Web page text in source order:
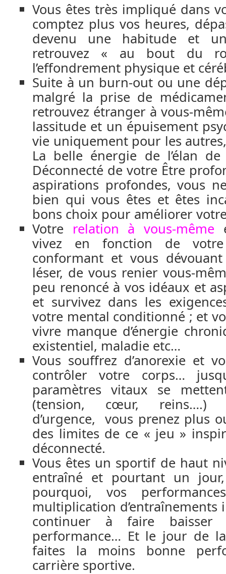
Vous êtes très impliqué dans
comptez plus vos heures,
devenu une habitude et
retrouvez « au bout du
l’effondrement physique et
Suite à un burn-out ou une
malgré la prise de
retrouvez étranger à vous-
lassitude et un épuisement
vie uniquement pour les
La belle énergie de l’élan
Déconnecté de votre Être
aspirations profondes, vous
bien qui vous êtes et êtes
bons choix pour améliorer
Votre relation à vous-même
vivez en fonction de votre
conformant et vous
léser, de vous renier vous-
peu renoncé à vos idéaux et
et survivez dans les
votre mental conditionné ; et
vivre manque d’énergie
existentiel, maladie etc…
Vous souffrez d’anorexie et
contrôler votre corps…
paramètres vitaux se
(tension, cœur, reins….)
d’urgence, vous prenez plus
des limites de ce « jeu »
déconnecté.
Vous êtes un sportif de haut
entraîné et pourtant un
pourquoi, vos
multiplication
continuer à faire baisser
performance… Et le jour de
faites la moins bonne
carrière sportive.